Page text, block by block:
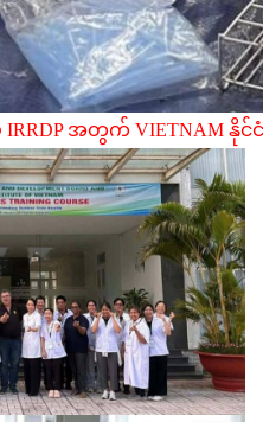
IRRDP အတွက် VIETNAM နို